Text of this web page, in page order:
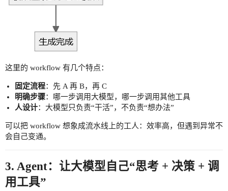
这里的 workflow 有几个特点：
固定流程：先 A 再 B，再 C
明确步骤：哪一步调用大模型，哪一步调用其他工具
人设计：大模型只负责“干活”，不负责“想办法”
可以把 workflow 想象成流水线上的工人：效率高，但遇到异常不
会自己变通。
3. Agent：让大模型自己“思考 + 决策 + 调
用工具”